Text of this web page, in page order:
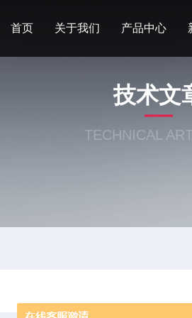
首页 关于我们 产品中心
技术文
TECHNICAL